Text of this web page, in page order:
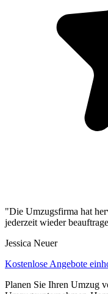
"Die Umzugsfirma hat
jederzeit wieder
Jessica Neuer
Kostenlose Angebote
Planen Sie Ihren Umzug